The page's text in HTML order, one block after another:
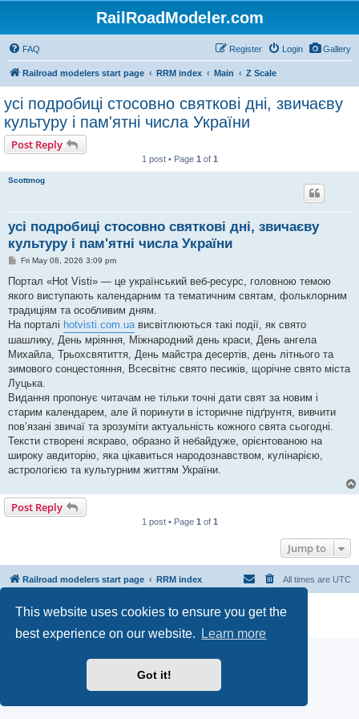
This website uses cookies to ensure you get the
best experience on our website.
Learn more
Got it!
RailRoadModeler.com
Gallery
FAQ Login
Register
Railroad modelers start page RRM index Main Z Scale
усі подробиці стосовно святкові дні, звичаєву
культуру і пам'ятні числа України
Post Reply
1 post • Page 1 of 1
Scottmog
усі подробиці стосовно святкові дні, звичаєву
культуру і пам'ятні числа України
P
s
Fri May 08, 2026 3:09 pm
Портал «Hot Visti» — це український веб-ресурс, головною темою
якого виступають календарним та тематичним святам, фольклорним
традиціям та особливим дням.
На порталі hotvisti.com.uaвисвітлюються такі події, як свято
шашлику, День мріяння, Міжнародний день краси, День ангела
Михайла, Трьохсвятиття, День майстра десертів, день літнього та
зимового сонцестояння, Всесвітнє свято песиків, щорічне свято міста
Луцька.
Видання пропонує читачам не тільки точні дати свят за новим і
старим календарем, але й поринути в історичне підґрунтя, вивчити
пов’язані звичаї та зрозуміти актуальність кожного свята сьогодні.
Тексти створені яскраво, образно й небайдуже, орієнтованою на
широку авдиторію, яка цікавиться народознавством, кулінарією,
астрологією та культурним життям України.
Post Reply
1 post • Page 1 of 1
Jump to
Railroad modelers start page RRM index All times are UTC
Powered byphpBB® Forum Software © phpBB Limited